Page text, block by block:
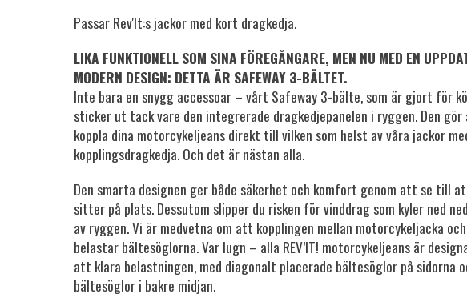
Passar Rev'It:s jackor med kort dragkedja.
LIKA FUNKTIONELL SOM SINA FÖREGÅNGARE, MEN NU MED EN
MODERN DESIGN: DETTA ÄR SAFEWAY 3-BÄLTET.
Inte bara en snygg accessoar – vårt Safeway 3-bälte, som är gjort för
sticker ut tack vare den integrerade dragkedjepanelen i ryggen. Den
koppla dina motorcykeljeans direkt till vilken som helst av våra jackor
kopplingsdragkedja. Och det är nästan alla.
Den smarta designen ger både säkerhet och komfort genom att se till
sitter på plats. Dessutom slipper du risken för vinddrag som kyler ned
av ryggen. Vi är medvetna om att kopplingen mellan motorcykeljacka
belastar bältesöglorna. Var lugn – alla REV’IT! motorcykeljeans är
att klara belastningen, med diagonalt placerade bältesöglor på sidorna
bältesöglor i bakre midjan.